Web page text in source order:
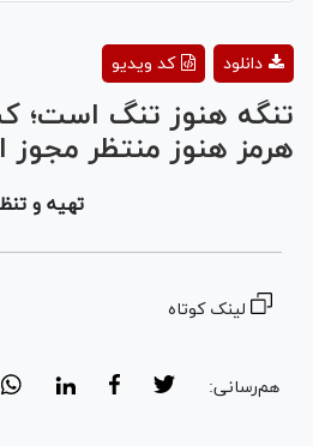
کد ویدیو دانلود
تنگه هنوز تنگ است؛
هرمز هنوز منتظر مجوز
تهیه و
لینک کوتاه
هم‌رسانی: